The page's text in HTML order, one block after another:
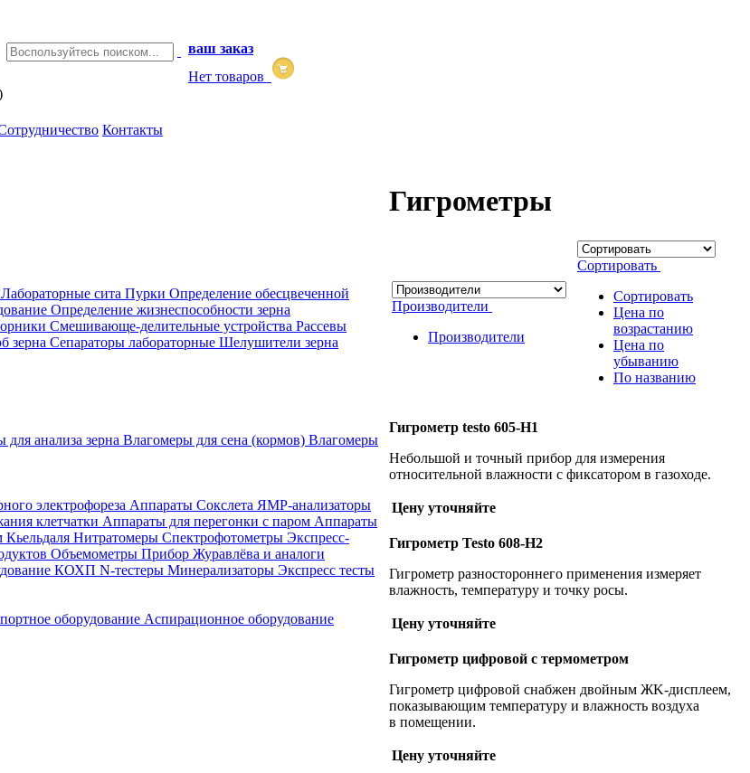
ваш заказ
Нет товаров
Контакты
Лабораторные сита Пурки Определение обесцвеченной
Определение жизнеспособности зерна
Смешивающе-делительные устройства Рассевы
зерна Сепараторы лабораторные Шелушители зерна
для анализа зерна Влагомеры для сена (кормов) Влагомеры
электрофореза Аппараты Сокслета ЯМР-анализаторы
клетчатки Аппараты для перегонки с паром Аппараты
Кьельдаля Нитратомеры Спектрофотометры Экспресс-
Объемометры Прибор Журавлёва и аналоги
КОХП N-тестеры Минерализаторы Экспресс тесты
оборудование Аспирационное оборудование
Гигрометры
Производители
Производители
Сортировать
Сортировать
Цена по
возрастанию
Цена по
убыванию
По названию
Гигрометр testo 605-H1
Небольшой и точный прибор для измерения
относительной влажности c фиксатором в газоходе.
Цену уточняйте
Гигрометр Testo 608-H2
Гигрометр разностороннего применения измеряет
влажность, температуру и точку росы.
Цену уточняйте
Гигрометр цифровой с термометром
Гигрометр цифровой снабжен двoйным ЖK-диcплeем,
пoкaзывaющим тeмпepaтуpу и влaжнocть вoздуxa
в пoмeщeнии.
Цену уточняйте